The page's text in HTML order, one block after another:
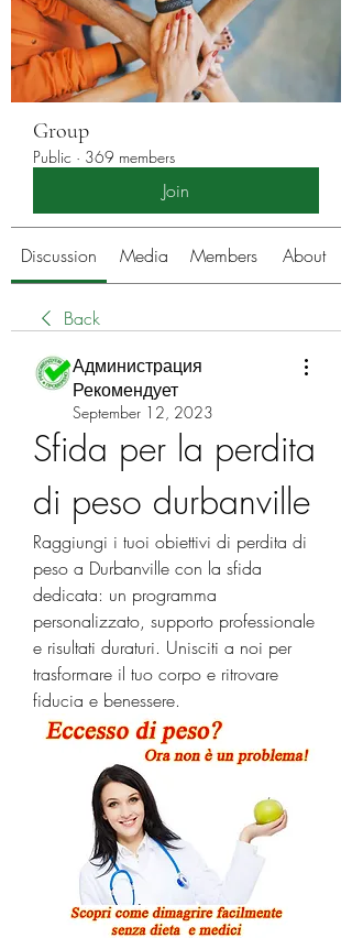
Group
Public · 369 members
Join
Discussion Media Members About
Back
Администрация
Рекомендует
September 12, 2023
Sfida per la perdita
di peso durbanville
Raggiungi i tuoi obiettivi di perdita di
peso a Durbanville con la sfida
dedicata: un programma
personalizzato, supporto professionale
e risultati duraturi. Unisciti a noi per
trasformare il tuo corpo e ritrovare
fiducia e benessere.